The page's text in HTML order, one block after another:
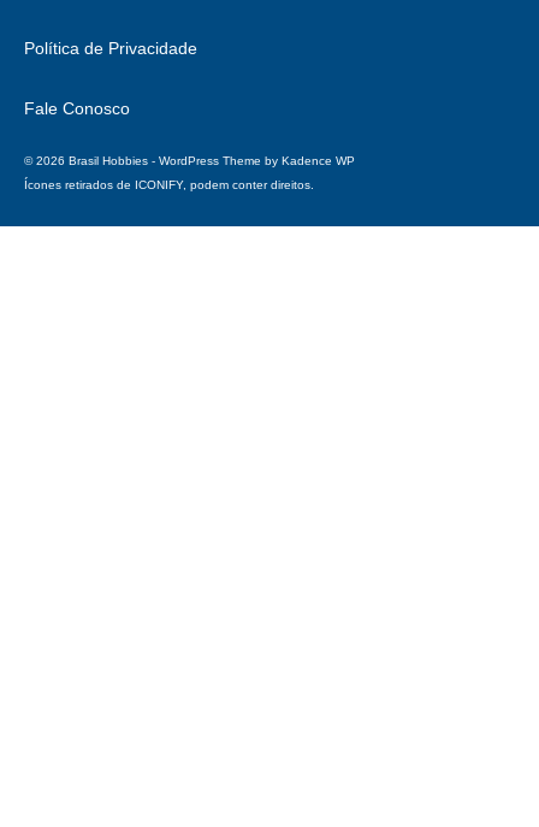
Política de Privacidade
Fale Conosco
© 2026 Brasil Hobbies - WordPress Theme by Kadence WP
Ícones retirados de
ICONIFY, podem conter direitos.